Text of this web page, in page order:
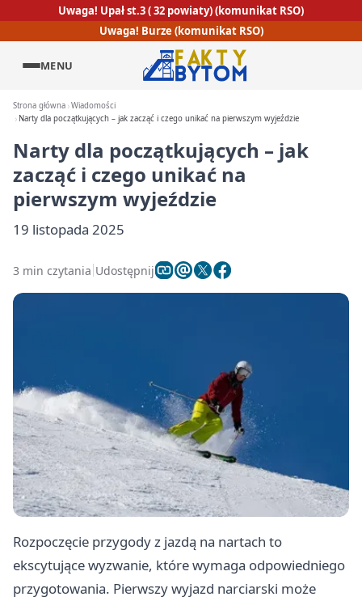
Uwaga! Upał st.3 ( 32 powiaty) (komunikat RSO)
Uwaga! Burze (komunikat RSO)
MENU
Strona główna Wiadomości
Narty dla początkujących – jak zacząć i czego unikać na pierwszym wyjeździe
Narty dla początkujących – jak
zacząć i czego unikać na
pierwszym wyjeździe
19 listopada 2025
3 min czytania Udostępnij
Rozpoczęcie przygody z jazdą na nartach to
ekscytujące wyzwanie, które wymaga odpowiedniego
przygotowania. Pierwszy wyjazd narciarski może